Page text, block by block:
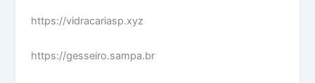
https://vidracariasp.xyz
https://gesseiro.sampa.br